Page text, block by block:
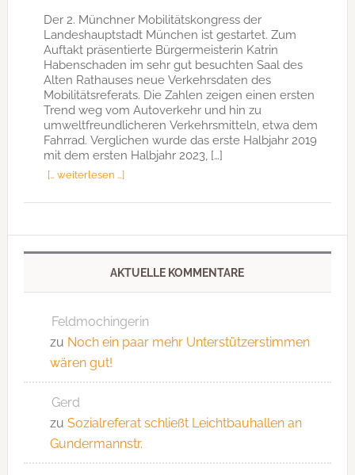
Der 2. Münchner Mobilitätskongress der
Landeshauptstadt München ist gestartet. Zum
Auftakt präsentierte Bürgermeisterin Katrin
Habenschaden im sehr gut besuchten Saal des
Alten Rathauses neue Verkehrsdaten des
Mobilitätsreferats. Die Zahlen zeigen einen ersten
Trend weg vom Autoverkehr und hin zu
umweltfreundlicheren Verkehrsmitteln, etwa dem
Fahrrad. Verglichen wurde das erste Halbjahr 2019
mit dem ersten Halbjahr 2023, […]
[… weiterlesen …]
AKTUELLE KOMMENTARE
Feldmochingerin
zu Noch ein paar mehr Unterstützerstimmen
wären gut!
Gerd
zu Sozialreferat schließt Leichtbauhallen an
Gundermannstr.